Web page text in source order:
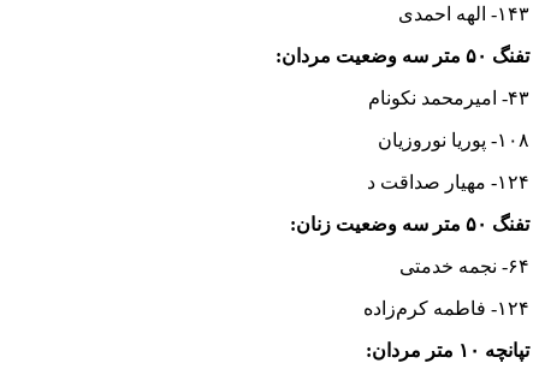
۱۴۳- الهه احمدی
تفنگ ۵۰ متر سه وضعیت مردان:
۴۳- امیرمحمد نکونام
۱۰۸- پوریا نوروزیان
۱۲۴- مهیار صداقت د
تفنگ ۵۰ متر سه وضعیت زنان:
۶۴- نجمه خدمتی
۱۲۴- فاطمه کرم‌زاده
تپانچه ۱۰ متر مردان: